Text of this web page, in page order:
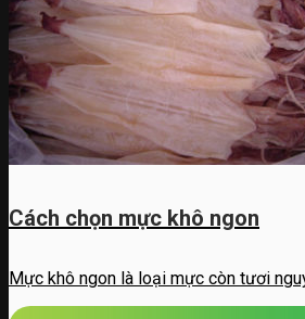
Cách chọn mực khô ngon
Mực khô ngon là loại mực còn tươi